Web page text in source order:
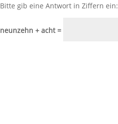
Bitte gib eine Antwort in Ziffern ein:
neunzehn + acht =